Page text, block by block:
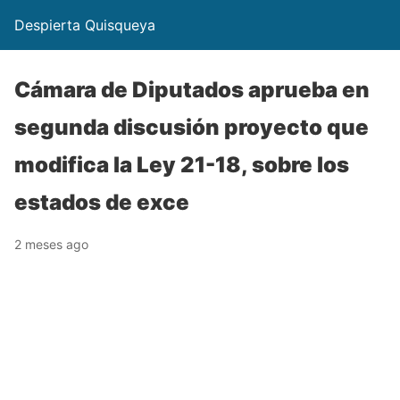
Despierta Quisqueya
Cámara de Diputados aprueba en
segunda discusión proyecto que
modifica la Ley 21-18, sobre los
estados de exce
2 meses ago